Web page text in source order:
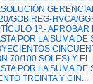
GOB.REG-HVCA/
1º.-
POR LA SUMA
70/100 SOLES) Y
POR LA SUMA
TREINTA Y CIN...